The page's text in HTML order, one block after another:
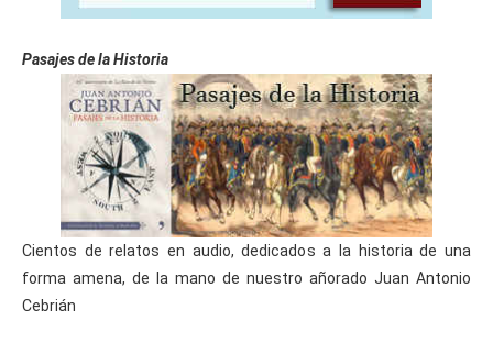
Pasajes de la Historia
Cientos de relatos en audio, dedicados a la historia de una
forma amena, de la mano de nuestro añorado Juan Antonio
Cebrián